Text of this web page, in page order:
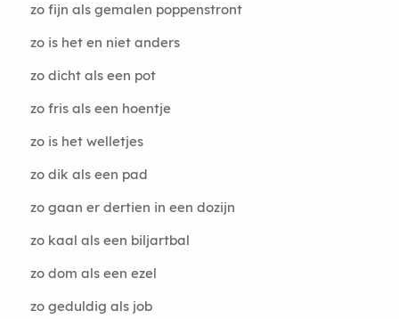
zo fijn als gemalen poppenstront
zo is het en niet anders
zo dicht als een pot
zo fris als een hoentje
zo is het welletjes
zo dik als een pad
zo gaan er dertien in een dozijn
zo kaal als een biljartbal
zo dom als een ezel
zo geduldig als job